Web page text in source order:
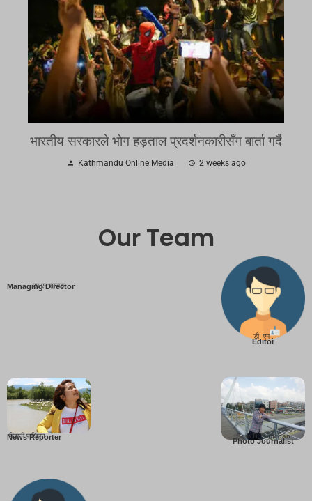
भारतीय सरकारले भोग हड़ताल प्रदर्शनकारीसँग बार्ता गर्दै
Kathmandu Online Media 2 weeks ago
Our Team
Managing Director
एम एम तामाङ
Editor
डी. एम .
News Reporter
बिहानी पाख्रिन
Photo Journalist
Som B. Lopchan